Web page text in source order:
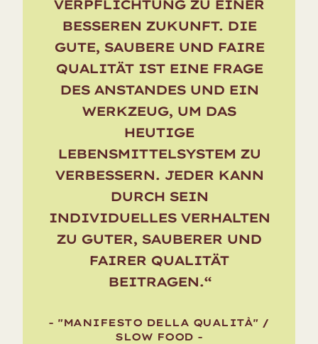
Qualität der produzierten Früchte, und die
natürliche Fruchtbarkeit des Landes bleibt
erhalten.
VERPFLICHTUNG ZU EINER
BESSEREN ZUKUNFT. DIE
GUTE, SAUBERE UND FAIRE
QUALITÄT IST EINE FRAGE
DES ANSTANDES UND EIN
WERKZEUG, UM DAS
HEUTIGE
LEBENSMITTELSYSTEM ZU
VERBESSERN. JEDER KANN
DURCH SEIN
INDIVIDUELLES VERHALTEN
ZU GUTER, SAUBERER UND
FAIRER QUALITÄT
BEITRAGEN.“
- "MANIFESTO DELLA QUALITÀ" /
SLOW FOOD -